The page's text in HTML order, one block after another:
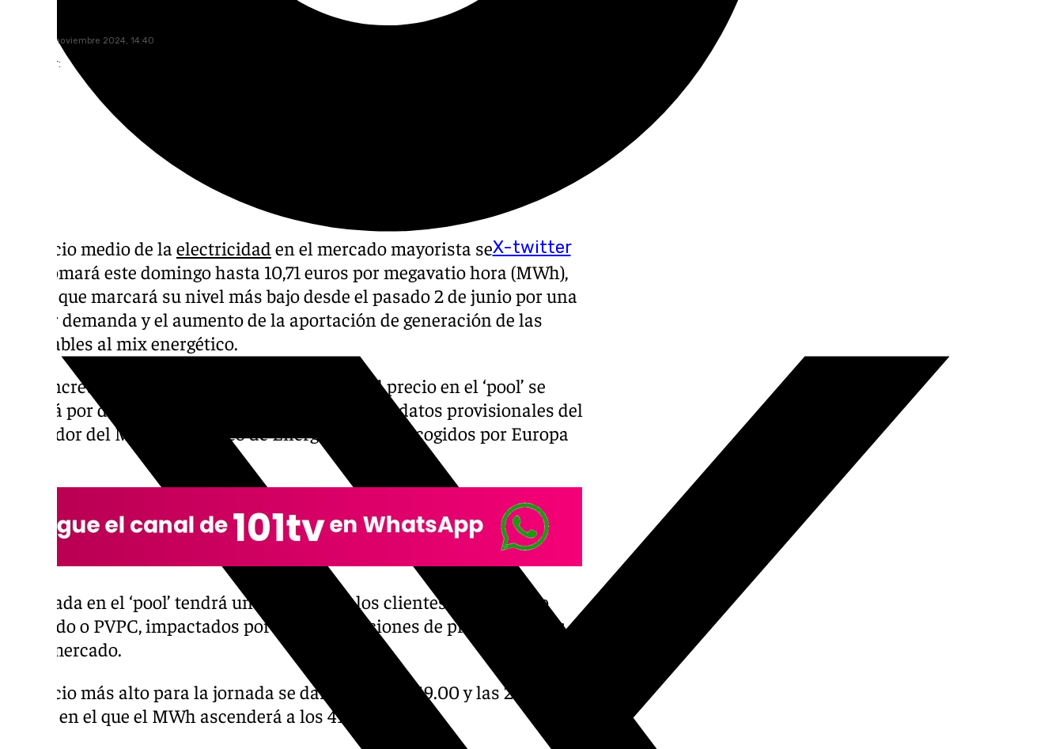
X-twitter
sábado, 23 noviembre 2024, 14:40
Compartir:
El precio medio de la electricidad en el mercado mayorista se
desplomará este domingo hasta 10,71 euros por megavatio hora (MWh),
con lo que marcará su nivel más bajo desde el pasado 2 de junio por una
menor demanda y el aumento de la aportación de generación de las
renovables al mix energético.
En concreto, entre las 04.00 y las 17.00 horas el precio en el ‘pool’ se
situará por debajo de los 4 euros/MWh, según los datos provisionales del
Operador del Mercado Ibérico de Energía (
) recogidos por Europa
La bajada en el ‘pool’ tendrá un efecto sobre los clientes del mercado
regulado o PVPC, impactados por estas oscilaciones de precios diarios
en el mercado.
El precio más alto para la jornada se dará, entre las 19.00 y las 20.00
horas, en el que el MWh ascenderá a los 41,54 euros.